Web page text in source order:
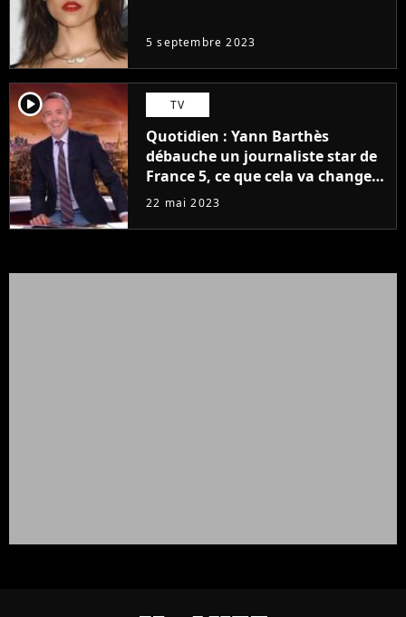
5 septembre 2023
player2 TV
Quotidien : Yann Barthès
débauche un journaliste star de
France 5, ce que cela va changer
à la rentrée
22 mai 2023